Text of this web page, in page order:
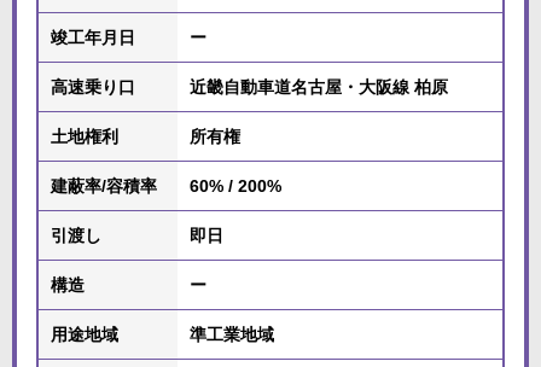
竣工年月日 ー
高速乗り口 近畿自動車道名古屋・大阪線 柏原
土地権利 所有権
建蔽率/容積率 60% / 200%
引渡し 即日
構造 ー
用途地域 準工業地域